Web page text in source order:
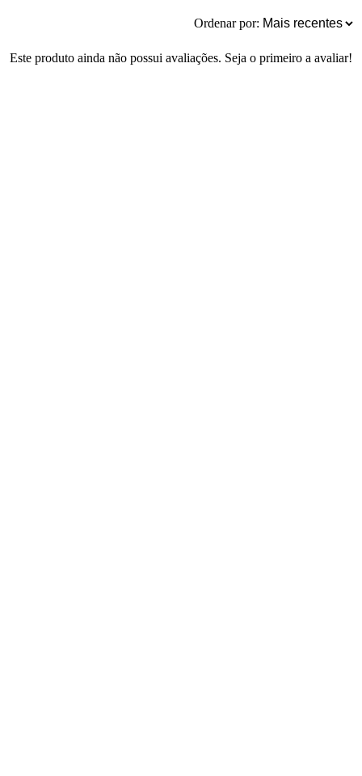
Ordenar por:
Este produto ainda não possui avaliações. Seja o primeiro a avaliar!